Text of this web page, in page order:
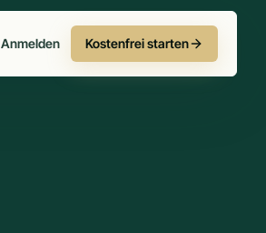
Anmelden Kostenfrei starten